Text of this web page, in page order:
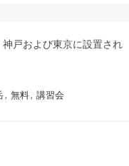
神戸および東京に設置され
, 無料, 講習会